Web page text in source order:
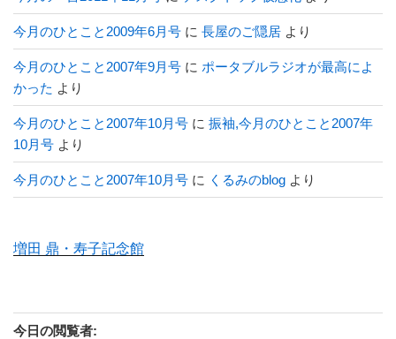
今月のひとこと2009年6月号 に 長屋のご隠居 より
今月のひとこと2007年9月号 に ポータブルラジオが最高によ
かった より
今月のひとこと2007年10月号 に 振袖,今月のひとこと2007年
10月号 より
今月のひとこと2007年10月号 に くるみのblog より
増田 鼎・寿子記念館
今日の閲覧者: